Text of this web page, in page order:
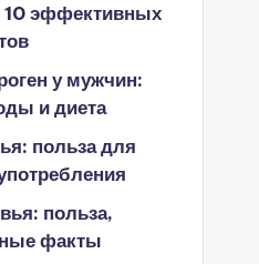
10 эффективных
у мужчин:
и диета
польза для
польза,
факты